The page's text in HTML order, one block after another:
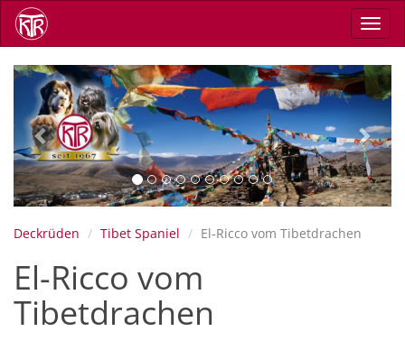
Direkt
zum
Inhalt
Previous Next
Deckrüden Tibet Spaniel El-Ricco vom Tibetdrachen
El-Ricco vom
Tibetdrachen